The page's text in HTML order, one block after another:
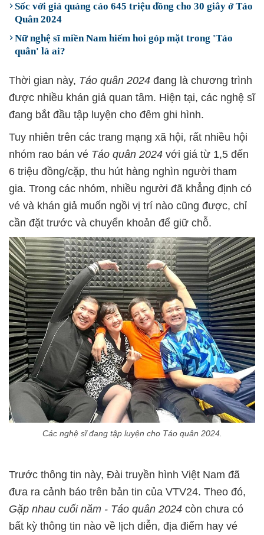
Sốc với giá quảng cáo 645 triệu đồng cho 30 giây ở Táo
Quân 2024
Nữ nghệ sĩ miền Nam hiếm hoi góp mặt trong 'Táo
quân' là ai?
Thời gian này, Táo quân 2024 đang là chương trình
được nhiều khán giả quan tâm. Hiện tại, các nghệ sĩ
đang bắt đầu tập luyện cho đêm ghi hình.
Tuy nhiên trên các trang mạng xã hội, rất nhiều hội
nhóm rao bán vé Táo quân 2024 với giá từ 1,5 đến
6 triệu đồng/cặp, thu hút hàng nghìn người tham
gia. Trong các nhóm, nhiều người đã khẳng định có
vé và khán giả muốn ngồi vị trí nào cũng được, chỉ
cần đặt trước và chuyển khoản để giữ chỗ.
Các nghệ sĩ đang tập luyện cho Táo quân 2024.
Trước thông tin này, Đài truyền hình Việt Nam đã
đưa ra cảnh báo trên bản tin của VTV24. Theo đó,
Gặp nhau cuối năm - Táo quân 2024 còn chưa có
bất kỳ thông tin nào về lịch diễn, địa điểm hay vé